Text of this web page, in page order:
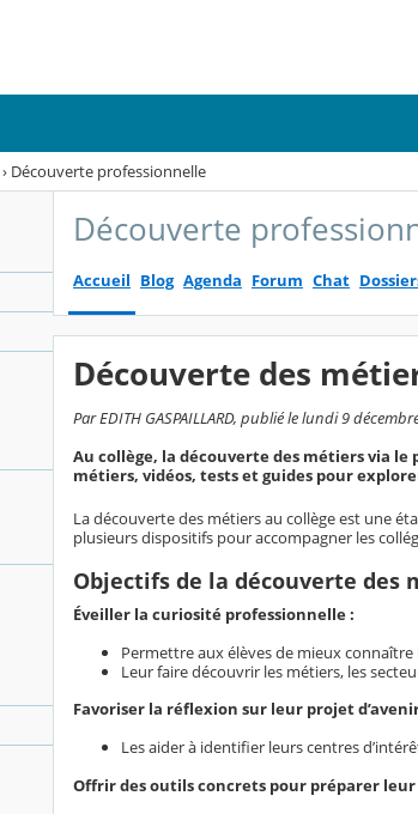
› Découverte professionnelle
Découverte
Accueil Blog Agenda Forum Chat
Découverte des
Par EDITH GASPAILLARD, publié le lundi 9
Au collège, la découverte des métiers via le
métiers, vidéos, tests et guides pour
La découverte des métiers au collège est une
plusieurs dispositifs pour accompagner les
Objectifs de la découverte des
Éveiller la curiosité professionnelle :
Permettre aux élèves de mieux
Leur faire découvrir les métiers, les
Favoriser la réflexion sur leur projet
Les aider à identifier leurs centres
Offrir des outils concrets pour préparer